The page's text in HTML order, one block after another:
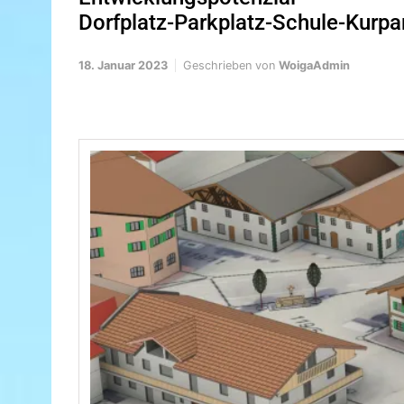
Dorfplatz-Parkplatz-Schule-
18. Januar 2023 Geschrieben von WoigaAdmin